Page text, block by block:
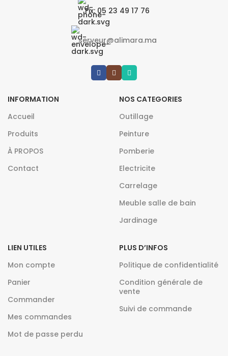
Fix: 05 23 49 17 76
serveur@alimara.ma
INFORMATION
Accueil
Produits
À PROPOS
Contact
NOS CATEGORIES
Outillage
Peinture
Pomberie
Electricite
Carrelage
Meuble salle de bain
Jardinage
LIEN UTILES
Mon compte
Panier
Commander
Mes commandes
Mot de passe perdu
PLUS D’INFOS
Politique de confidentialité
Condition générale de
vente
Suivi de commande